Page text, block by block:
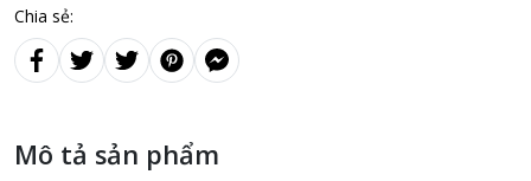
Chia sẻ:
Mô tả sản phẩm